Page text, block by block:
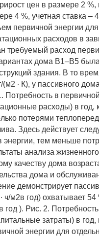
цен в размере 2 %,
4 %, учетная ставка –
первичной энергии
расходов в
требуемый расход
дома В1–В5
здания. В то
∙ К), у пассивного
Потребность в
расходы) в год,
потерями
Здесь действует
тем меньше
анализа
качеству дома
дома и
демонстрирует
ч/м2в год) охватывает
год ). Рис. 2.
затраты) в год,
энергии для